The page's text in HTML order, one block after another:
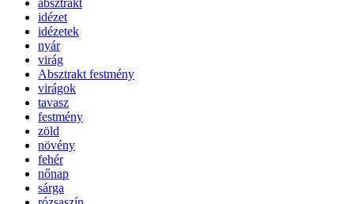
absztrakt
idézet
idézetek
nyár
virág
Absztrakt festmény
virágok
tavasz
festmény
zöld
növény
fehér
nőnap
sárga